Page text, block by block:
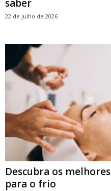
saber
22 de julho de 2026
Descubra os
para o frio